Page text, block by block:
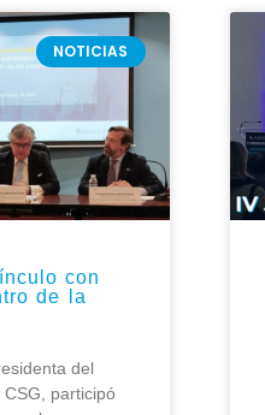
NOTICIAS
con
de la
del
participó